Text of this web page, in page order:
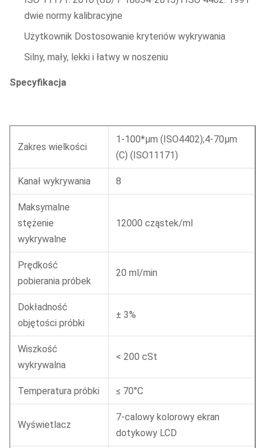
dwie normy kalibracyjne
Użytkownik Dostosowanie kryteriów wykrywania
Silny, mały, lekki i łatwy w noszeniu
Specyfikacja
Zakres wielkości
1-100*μm (ISO4402);4-70μm
(C) (ISO11171)
Kanał wykrywania 8
Maksymalne
stężenie
wykrywalne
12000 cząstek/ml
Prędkość
pobierania próbek
20 ml/min
Dokładność
objętości próbki
± 3%
Wiszkość
wykrywalna
< 200 cSt
Temperatura próbki ≤ 70°C
Wyświetlacz
7-calowy kolorowy ekran
dotykowy LCD